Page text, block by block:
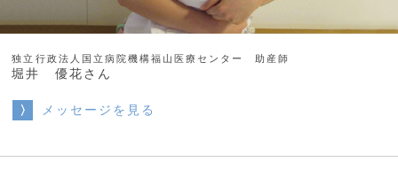
独立行政法人国立病院機構福山医療センター 助産師
堀井 優花さん
メッセージを見る